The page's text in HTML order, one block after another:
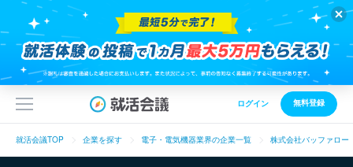
ログイン 無料登録
就活会議TOP 企業を探す 電子・電気機器業界の企業一覧 株式会社バッファロー